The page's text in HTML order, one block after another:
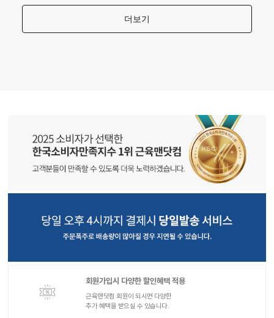
회원가입시 다양한 할인혜택 적용
근육맨닷컴 회원이 되시면 다양한
추가 혜택을 받으실 수 있습니다.